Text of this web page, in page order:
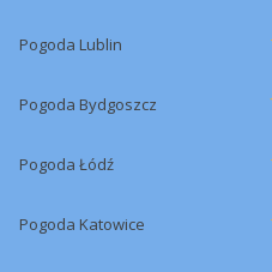
Pogoda Lublin
Pogoda Bydgoszcz
Pogoda Łódź
Pogoda Katowice